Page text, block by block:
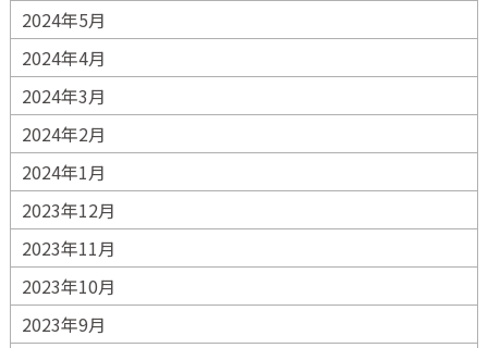
2024年5月
2024年4月
2024年3月
2024年2月
2024年1月
2023年12月
2023年11月
2023年10月
2023年9月